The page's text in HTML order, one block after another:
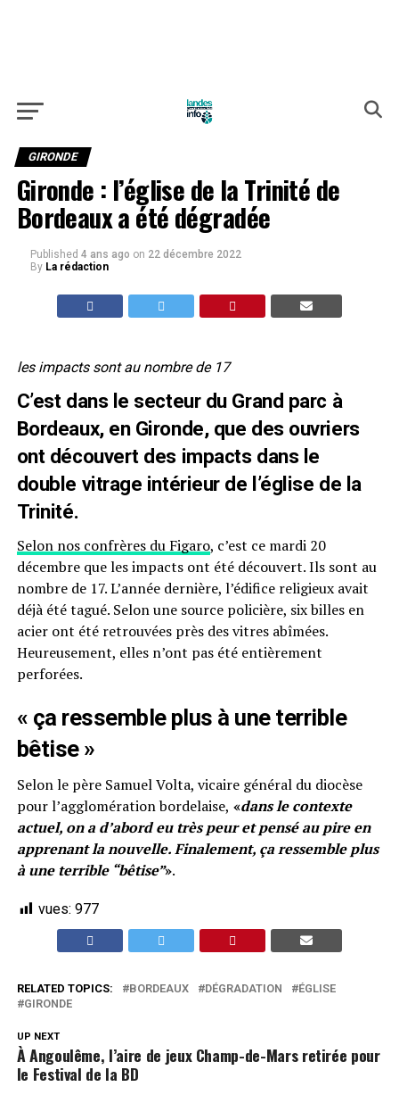
GIRONDE
Gironde : l’église de la Trinité de
Bordeaux a été dégradée
Published 4 ans ago on 22 décembre 2022
By La rédaction
les impacts sont au nombre de 17
C’est dans le secteur du Grand parc à
Bordeaux, en Gironde, que des ouvriers
ont découvert des impacts dans le
double vitrage intérieur de l’église de la
Trinité.
Selon nos confrères du Figaro, c’est ce mardi 20
décembre que les impacts ont été découvert. Ils sont au
nombre de 17. L’année dernière, l’édifice religieux avait
déjà été tagué. Selon une source policière, six billes en
acier ont été retrouvées près des vitres abîmées.
Heureusement, elles n’ont pas été entièrement
perforées.
« ça ressemble plus à une terrible
bêtise »
Selon le père Samuel Volta, vicaire général du diocèse
pour l’agglomération bordelaise, «dans le contexte
actuel, on a d’abord eu très peur et pensé au pire en
apprenant la nouvelle. Finalement, ça ressemble plus
à une terrible “bêtise”».
vues: 977
RELATED TOPICS: BORDEAUX DÉGRADATION
ÉGLISE
GIRONDE
UP NEXT
À Angoulême, l’aire de jeux Champ-de-Mars retirée pour
le Festival de la BD